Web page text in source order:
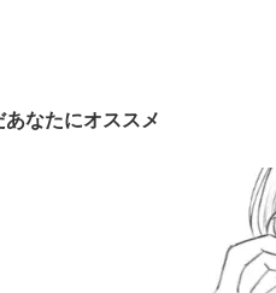
なたにオススメ